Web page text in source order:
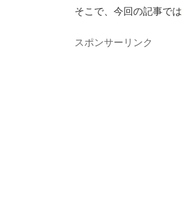
そこで、今回の記事では
スポンサーリンク